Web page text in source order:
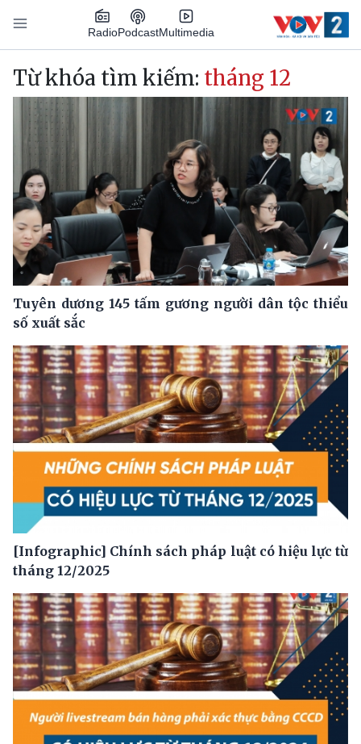
Nhảy đến nội dung
RadioPodcastMultimedia
Main navigation
Từ khóa tìm kiếm: tháng 12
Tuyên dương 145 tấm gương người dân tộc thiểu
số xuất sắc
[Infographic] Chính sách pháp luật có hiệu lực từ
tháng 12/2025